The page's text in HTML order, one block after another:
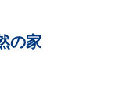
の家